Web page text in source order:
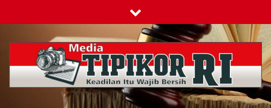
to
content
Tipikor-ri-online.my.id
Keadilan Itu Wajib Bersih